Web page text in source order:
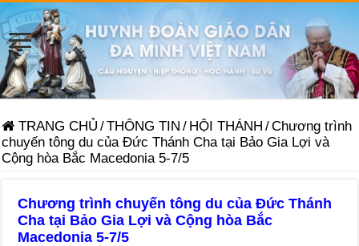
TRANG CHỦ /THÔNG TIN / HỘI THÁNH /Chương trình
chuyến tông du của Đức Thánh Cha tại Bảo Gia Lợi và
Cộng hòa Bắc Macedonia 5-7/5
Chương trình chuyến tông du của Đức Thánh
Cha tại Bảo Gia Lợi và Cộng hòa Bắc
Macedonia 5-7/5